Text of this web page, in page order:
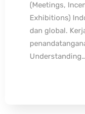
(Meetings,
Exhibitions)
dan global.